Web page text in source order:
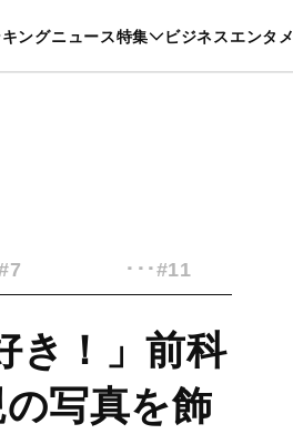
ングニュース特集 ビジネスエンタメ
スポーツ ヘルスケア 美容 グルメ
･･･#11
き！」前科
写真を飾